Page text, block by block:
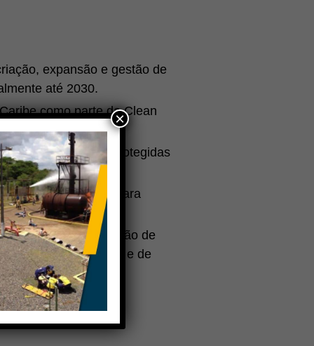
expansão e gestão de
até 2030.
como parte da Clean
resíduos sólidos.
áreas marinhas protegidas
de US$ 1,2 bilhão para
pela próxima geração de
produtos financeiros e de
×